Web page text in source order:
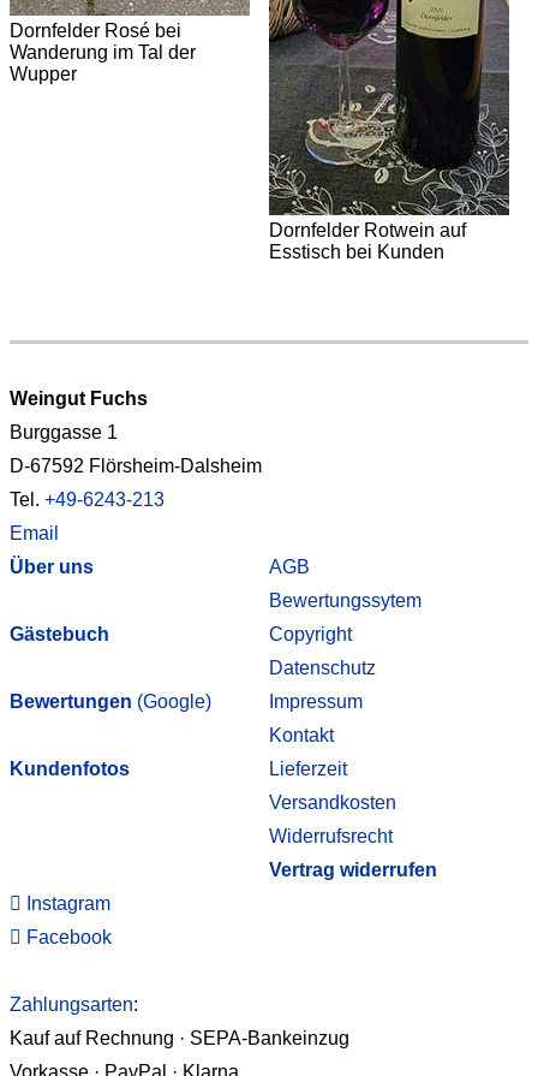
Dornfelder Rosé bei
Wanderung im Tal der
Wupper
Dornfelder Rotwein auf
Esstisch bei Kunden
Weingut Fuchs
Burggasse 1
D-67592 Flörsheim-Dalsheim
Tel. +49-6243-213
Email
Über uns
Gästebuch
Bewertungen (Google)
Kundenfotos
AGB
Bewertungssytem
Copyright
Datenschutz
Impressum
Kontakt
Lieferzeit
Versandkosten
Widerrufsrecht
Vertrag widerrufen
Instagram
Facebook
Zahlungsarten:
Kauf auf Rechnung · SEPA-Bankeinzug